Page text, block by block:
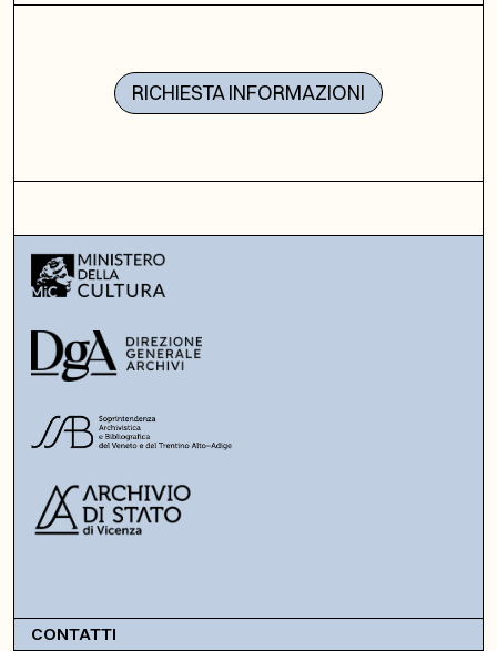
RICHIESTA INFORMAZIONI
CONTATTI